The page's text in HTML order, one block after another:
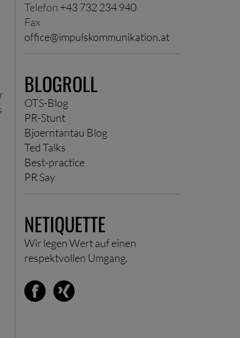
Telefon +43 732 234 940
Fax
office@impulskommunikation.at
BLOGROLL
OTS-Blog
PR-Stunt
Bjoerntantau Blog
Ted Talks
Best-practice
PR Say
NETIQUETTE
Wir legen Wert auf einen
respektvollen Umgang.